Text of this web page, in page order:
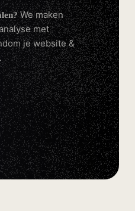
We maken
met
je website &